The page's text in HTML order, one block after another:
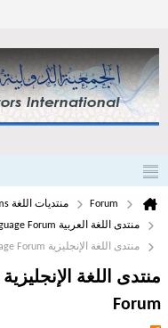
Forum
منتديات اللغة Language Forums
منتدى اللغة العربية Arabic Language Forum
منتدى اللغة الإنجليزية English Language Forum
Forum